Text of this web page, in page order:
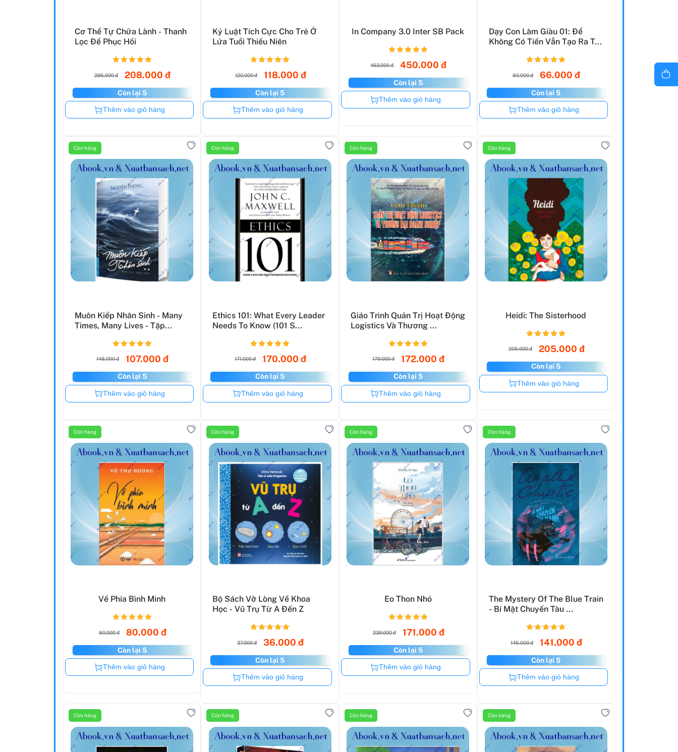
Cơ Thể Tự Chữa Lành - Thanh
Lọc Để Phục Hồi
295.000 đ 208.000 đ
Còn lại 5
Còn hàng
Thêm vào giỏ hàng
Kỷ Luật Tích Cực Cho Trẻ Ở
Lứa Tuổi Thiếu Niên
120.000 đ 118.000 đ
Còn lại 5
Còn hàng
Thêm vào giỏ hàng
In Company 3.0 Inter SB Pack
463.000 đ 450.000 đ
Còn lại 5
Còn hàng
Thêm vào giỏ hàng
Dạy Con Làm Giàu 01: Để
Không Có Tiền Vẫn Tạo Ra T...
80.000 đ 66.000 đ
Còn lại 5
Còn hàng
Thêm vào giỏ hàng
Còn hàng
Muôn Kiếp Nhân Sinh - Many
Times, Many Lives - Tập...
148.000 đ 107.000 đ
Còn lại 5
Còn hàng
Thêm vào giỏ hàng
Còn hàng
Ethics 101: What Every Leader
Needs To Know (101 S...
171.000 đ 170.000 đ
Còn lại 5
Còn hàng
Thêm vào giỏ hàng
Còn hàng
Giáo Trình Quản Trị Hoạt Động
Logistics Và Thương ...
179.000 đ 172.000 đ
Còn lại 5
Còn hàng
Thêm vào giỏ hàng
Còn hàng
Heidi: The Sisterhood
205.000 đ 205.000 đ
Còn lại 5
Còn hàng
Thêm vào giỏ hàng
Còn hàng
Về Phía Bình Minh
80.000 đ 80.000 đ
Còn lại 5
Còn hàng
Thêm vào giỏ hàng
Còn hàng
Bộ Sách Vỡ Lòng Về Khoa
Học - Vũ Trụ Từ A Đến Z
37.000 đ 36.000 đ
Còn lại 5
Còn hàng
Thêm vào giỏ hàng
Còn hàng
Eo Thon Nhỏ
239.000 đ 171.000 đ
Còn lại 5
Còn hàng
Thêm vào giỏ hàng
Còn hàng
The Mystery Of The Blue Train
- Bí Mật Chuyến Tàu ...
145.000 đ 141.000 đ
Còn lại 5
Còn hàng
Thêm vào giỏ hàng
Còn hàng Còn hàng Còn hàng Còn hàng